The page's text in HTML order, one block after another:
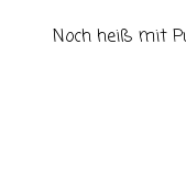
Noch heiß mit